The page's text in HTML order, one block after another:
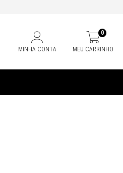
MINHA CONTA MEU CARRINHO
0